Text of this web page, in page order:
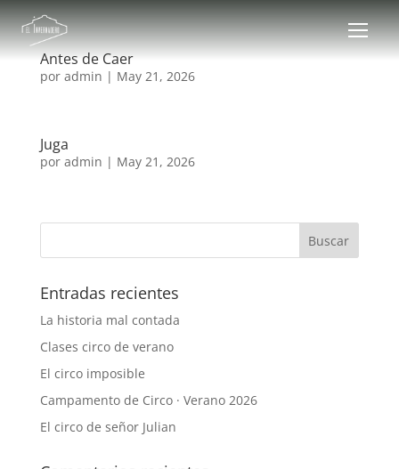
Antes de Caer
por admin | May 21, 2026
Juga
por admin | May 21, 2026
Entradas recientes
La historia mal contada
Clases circo de verano
El circo imposible
Campamento de Circo · Verano 2026
El circo de señor Julian